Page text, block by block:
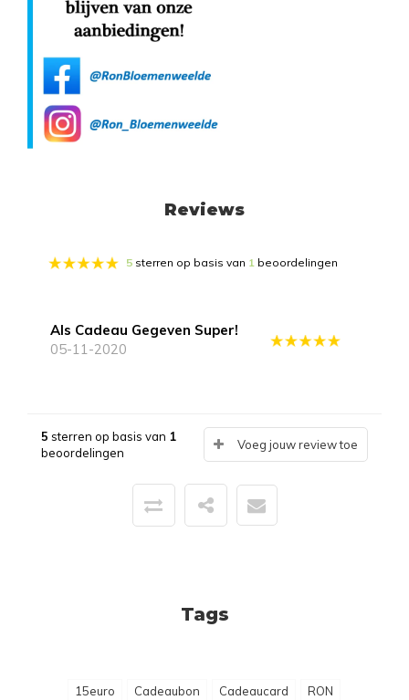
Reviews
5 sterren op basis van 1 beoordelingen
Als Cadeau Gegeven Super!
05-11-2020
5 sterren op basis van 1
beoordelingen
Voeg jouw review toe
Tags
15euro Cadeaubon Cadeaucard RON